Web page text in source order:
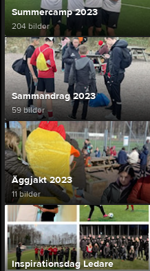
Summercamp 2023
204 bilder
Sammandrag 2023
59 bilder
Äggjakt 2023
11 bilder
Inspirationsdag Ledare